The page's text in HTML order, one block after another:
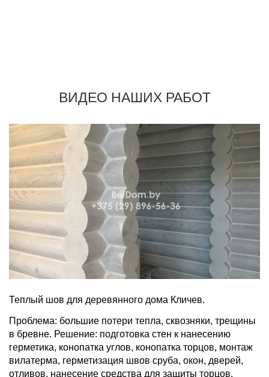
ВИДЕО НАШИХ РАБОТ
Теплый шов для деревянного дома Кличев.
Проблема: большие потери тепла, сквозняки, трещины
в бревне. Решение: подготовка стен к нанесению
герметика, конопатка углов, конопатка торцов, монтаж
вилатерма, герметизация швов сруба, окон, дверей,
отливов, нанесение средства для защиты торцов.